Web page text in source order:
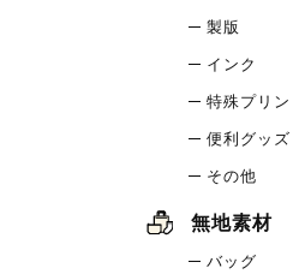
製版
インク
特殊プリン
便利グッズ
その他
無地素材
バッグ